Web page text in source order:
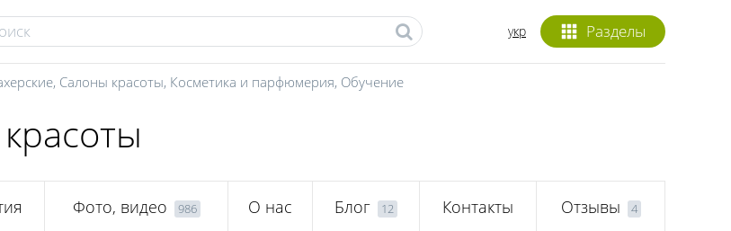
Разделы
укр
, Салоны красоты, Косметика и парфюмерия, Обучение
Фото, видео 986 О нас Блог 12 Контакты Отзывы 4